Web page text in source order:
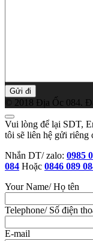
© 2018 Địa Ốc 084.
Vui lòng để lại SDT,
tôi sẽ liên hệ gửi riêng
Nhắn DT/ zalo: 0985
084 Hoặc 0846 089
Your Name/ Họ tên
Telephone/ Số điện
E-mail